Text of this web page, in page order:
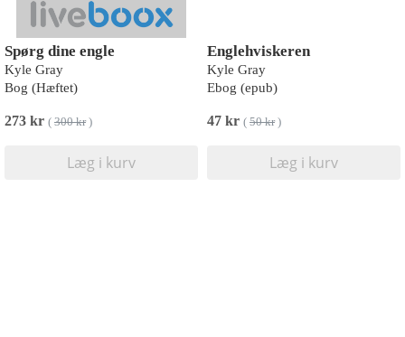
Spørg dine engle
Kyle Gray
Bog (Hæftet)
273 kr ( 300 kr)
Læg i kurv
Englehviskeren
Kyle Gray
Ebog (epub)
47 kr ( 50 kr)
Læg i kurv